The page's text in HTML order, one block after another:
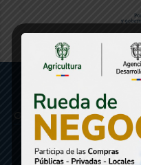
Gobernación de Arauca